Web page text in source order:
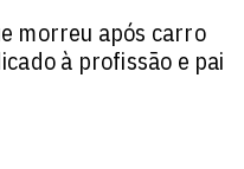
morreu após carro
à profissão e pai